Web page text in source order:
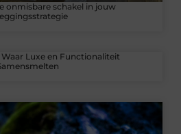
onmisbare schakel in jouw
Luxe en Functionaliteit